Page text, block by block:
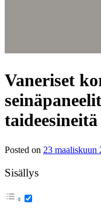
Vaneriset
Posted on 23 maaliskuun
Sisällys